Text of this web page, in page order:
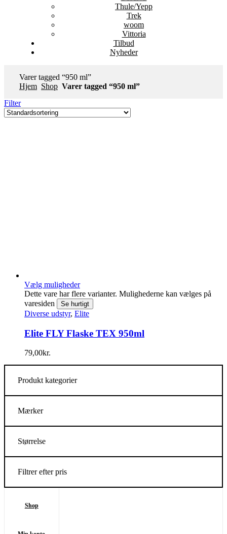
Thule/Yepp
Trek
woom
Vittoria
Tilbud
Nyheder
Varer tagged “950 ml”
Hjem Shop Varer tagged “950 ml”
Filter
Vælg muligheder
Dette vare har flere varianter. Mulighederne kan vælges på
varesiden
Se hurtigt
Diverse udstyr, Elite
Elite FLY Flaske TEX 950ml
79,00kr.
Produkt kategorier
Mærker
Størrelse
Filtrer efter pris
Shop